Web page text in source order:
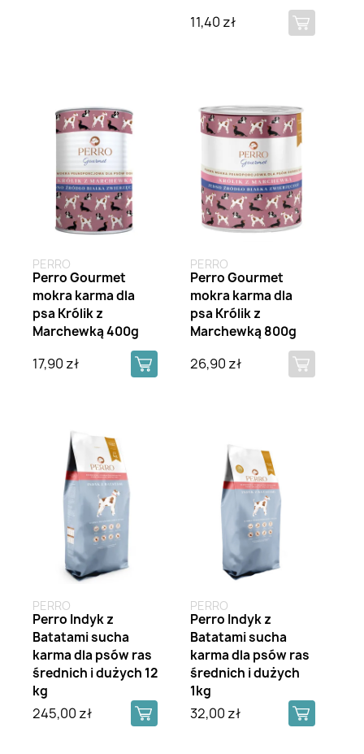
11,40 zł
PERRO
Perro Gourmet
mokra karma dla
psa Królik z
Marchewką 400g
17,90 zł
PERRO
Perro Gourmet
mokra karma dla
psa Królik z
Marchewką 800g
26,90 zł
PERRO
Perro Indyk z
Batatami sucha
karma dla psów ras
średnich i dużych 12
kg
245,00 zł
PERRO
Perro Indyk z
Batatami sucha
karma dla psów ras
średnich i dużych
1kg
32,00 zł